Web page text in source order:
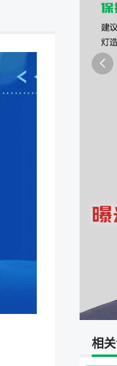

相